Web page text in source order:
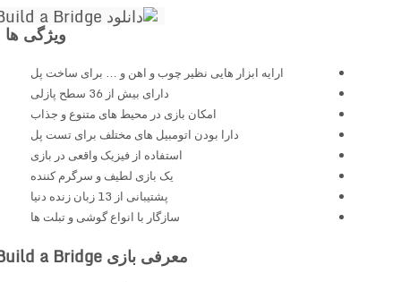
ویژگی ها :
ارایه ابزار هایی نظیر چوب و اهن و … برای ساخت پل
دارای بیش از 36 سطح پازلی
امکان بازی در محیط های متنوع و جذاب
دارا بودن اتومبیل های مختلف برای تست پل
استفاده از فیزیک واقعی در بازی
یک بازی لطیف و سرگرم کننده
پشتیبانی از 13 زبان زنده دنیا
سازگار با انواع گوشی و تبلت ها
معرفی بازی Build a Bridge